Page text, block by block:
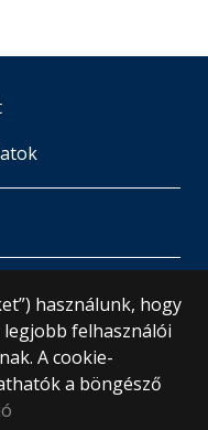
használunk, hogy
felhasználói
A cookie-
a böngésző
utca 41-43.